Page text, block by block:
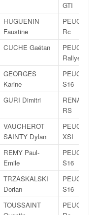
GTI
HUGUENIN
Faustine
PEUGEOT
Rc
CUCHE Gaëtan
PEUGEOT
Rallye
GEORGES
Karine
PEUGEOT
S16
GURI Dimitri
RENAULT
RS
VAUCHEROT
SAINTY Dylan
PEUGEOT
XSI
REMY Paul-
Emile
PEUGEOT
S16
TRZASKALSKI
Dorian
PEUGEOT
S16
TOUSSAINT
PEUGEOT